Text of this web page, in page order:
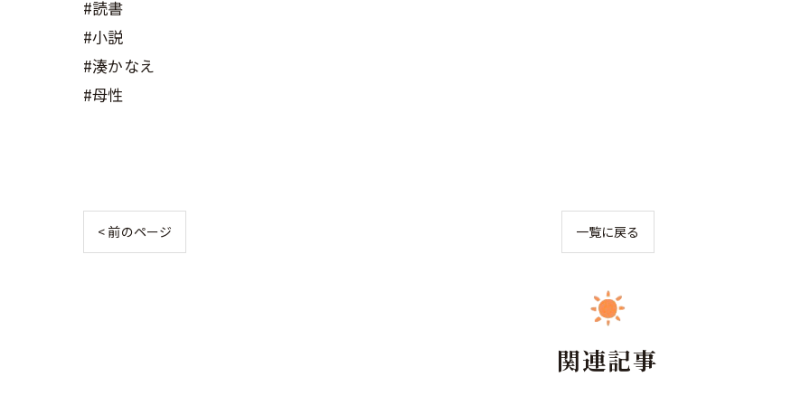
#読書
#小説
#湊かなえ
#母性
< 前のページ 一覧に戻る
関連記事